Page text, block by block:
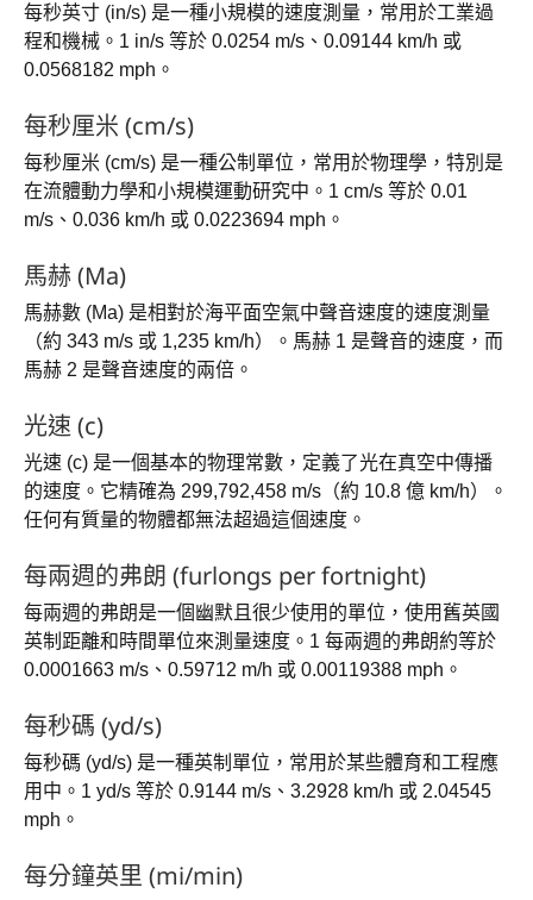
每秒英寸 (in/s) 是一種小規模的速度測量，常用於工業過
程和機械。1 in/s 等於 0.0254 m/s、0.09144 km/h 或
0.0568182 mph。
每秒厘米 (cm/s)
每秒厘米 (cm/s) 是一種公制單位，常用於物理學，特別是
在流體動力學和小規模運動研究中。1 cm/s 等於 0.01
m/s、0.036 km/h 或 0.0223694 mph。
馬赫 (Ma)
馬赫數 (Ma) 是相對於海平面空氣中聲音速度的速度測量
（約 343 m/s 或 1,235 km/h）。馬赫 1 是聲音的速度，而
馬赫 2 是聲音速度的兩倍。
光速 (c)
光速 (c) 是一個基本的物理常數，定義了光在真空中傳播
的速度。它精確為 299,792,458 m/s（約 10.8 億 km/h）。
任何有質量的物體都無法超過這個速度。
每兩週的弗朗 (furlongs per fortnight)
每兩週的弗朗是一個幽默且很少使用的單位，使用舊英國
英制距離和時間單位來測量速度。1 每兩週的弗朗約等於
0.0001663 m/s、0.59712 m/h 或 0.00119388 mph。
每秒碼 (yd/s)
每秒碼 (yd/s) 是一種英制單位，常用於某些體育和工程應
用中。1 yd/s 等於 0.9144 m/s、3.2928 km/h 或 2.04545
mph。
每分鐘英里 (mi/min)